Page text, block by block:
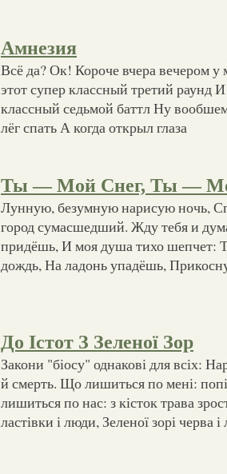
Амнезия
Всё да? Ок! Короче вчера вечером у
этот супер классный третий раунд
классный седьмой баттл Ну
лёг спать А когда открыл глаза
Ты — Мой Снег, Ты —
Лунную, безумную нарисую ночь,
город сумасшедший. Жду тебя и
придёшь, И моя душа тихо шепчет:
дождь, На ладонь упадёшь,
До Істот З Зеленої Зор
Закони "біосу" однакові для всіх:
й смерть. Що лишиться по мені:
лишиться по нас: з кісток трава
ластівки і люди, Зеленої зорі черва